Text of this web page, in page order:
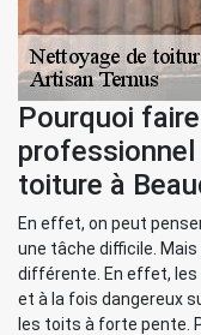
Pourquoi
toiture à
En effet, on peut
une tâche difficile.
différente. En effet,
et à la fois dangereux
les toits à forte pente.